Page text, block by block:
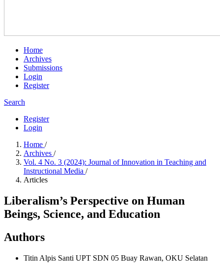
Home
Archives
Submissions
Login
Register
Search
Register
Login
Home /
Archives /
Vol. 4 No. 3 (2024): Journal of Innovation in Teaching and
Instructional Media /
Articles
Liberalism’s Perspective on Human
Beings, Science, and Education
Authors
Titin Alpis Santi UPT SDN 05 Buay Rawan, OKU Selatan